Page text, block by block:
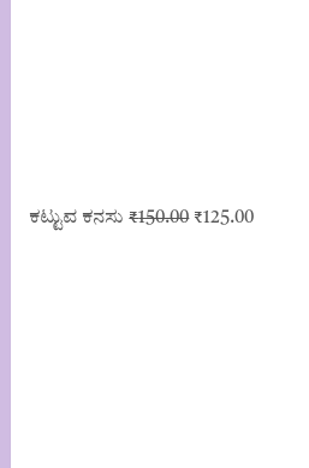
ಕಟ್ಟುವ ಕನಸು ₹150.00 Original
₹125.00Current